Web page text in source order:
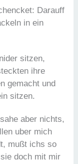
Darauff
in ein
sitzen,
ihre
gemacht und
sitzen.
aber nichts,
uber mich
mußt ichs so
doch mit mir